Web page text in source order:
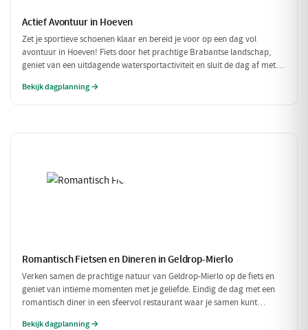
Actief Avontuur in Hoeven
Zet je sportieve schoenen klaar en bereid je voor op een dag vol
avontuur in Hoeven! Fiets door het prachtige Brabantse landschap,
geniet van een uitdagende watersportactiviteit en sluit de dag af met
zijn in de natuur!
Bekijk dagplanning →
Romantisch Fietsen en Dineren in Geldrop-Mierlo
Verken samen de prachtige natuur van Geldrop-Mierlo op de fiets en
geniet van intieme momenten met je geliefde. Eindig de dag met een
romantisch diner in een sfeervol restaurant waar je samen kunt
Bekijk dagplanning →